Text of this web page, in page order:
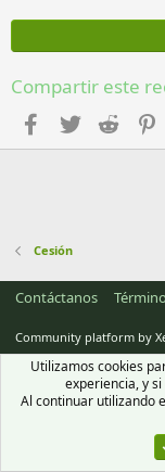
Compartir este
Facebook
Twitter Reddit
Cesión
Contáctanos
Community platform by
Utilizamos cookies
experiencia, y
Al continuar utilizando